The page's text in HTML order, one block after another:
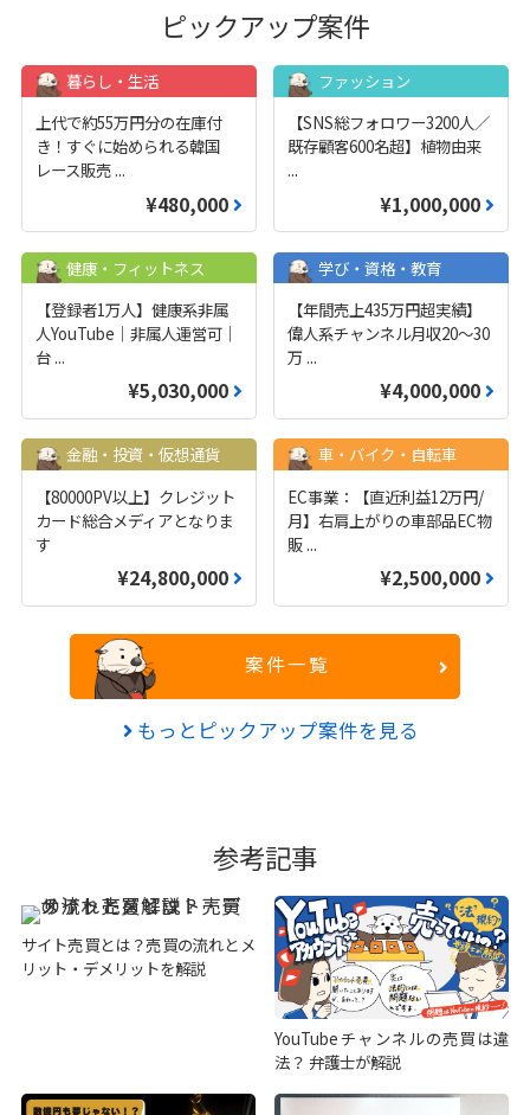
ピックアップ案件
暮らし・生活
上代で約55万円分の在庫付
き！すぐに始められる韓国
レース販売 ...
¥480,000
ファッション
【SNS総フォロワー3200人／
既存顧客600名超】植物由来
...
¥1,000,000
健康・フィットネス
【登録者1万人】健康系非属
人YouTube｜非属人運営可｜
台 ...
¥5,030,000
学び・資格・教育
【年間売上435万円超実績】
偉人系チャンネル月収20～30
万 ...
¥4,000,000
金融・投資・仮想通貨
【80000PV以上】クレジット
カード総合メディアとなりま
す
¥24,800,000
車・バイク・自転車
EC事業：【直近利益12万円/
月】右肩上がりの車部品EC物
販 ...
¥2,500,000
案件一覧
もっとピックアップ案件を見る
参考記事
サイト売買とは？売買の流れとメ
リット・デメリットを解説
YouTubeチャンネルの売買は違
法？ 弁護士が解説